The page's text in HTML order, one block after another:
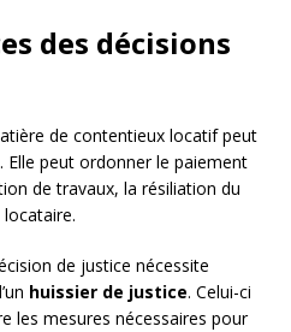
des décisions
de contentieux locatif peut
Elle peut ordonner le paiement
de travaux, la résiliation du
locataire.
de justice nécessite
huissier de justice. Celui-ci
les mesures nécessaires pour